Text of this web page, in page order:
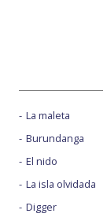
La maleta
Burundanga
El nido
La isla olvidada
Digger